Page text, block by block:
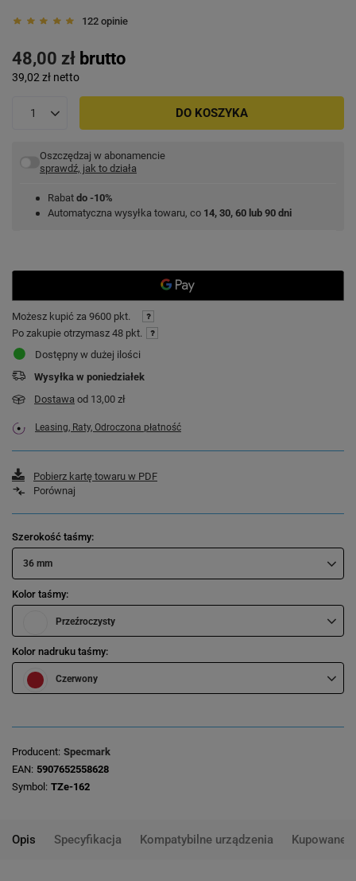
122 opinie
48,00 zł brutto
39,02 zł netto
DO KOSZYKA
Oszczędzaj w abonamencie
sprawdź, jak to działa
Rabat do -10%
Automatyczna wysyłka towaru, co 14, 30, 60 lub 90 dni
Możesz kupić za 9600 pkt.
Po zakupie otrzymasz 48 pkt.
Dostępny w dużej ilości
Wysyłka w poniedziałek
Dostawa od 13,00 zł
Leasing, Raty, Odroczona płatność
Pobierz kartę towaru w PDF
Porównaj
Szerokość taśmy
36 mm
Kolor taśmy
Przeźroczysty
Kolor nadruku taśmy
Czerwony
Producent Specmark
EAN 5907652558628
Symbol TZe-162
Opis Specyfikacja Kompatybilne urządzenia Kupowane